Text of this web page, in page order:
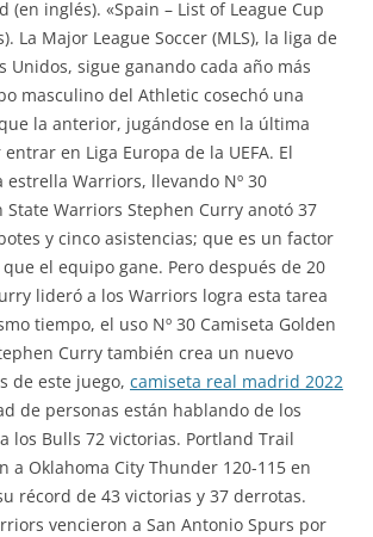
(en inglés). «Spain – List of League Cup
La Major League Soccer (MLS), la liga de
Unidos, sigue ganando cada año más
masculino del Athletic cosechó una
la anterior, jugándose en la última
en Liga Europa de la UEFA. El
estrella Warriors, llevando Nº 30
State Warriors Stephen Curry anotó 37
y cinco asistencias; que es un factor
el equipo gane. Pero después de 20
lideró a los Warriors logra esta tarea
tiempo, el uso Nº 30 Camiseta Golden
Curry también crea un nuevo
de este juego, camiseta real madrid 2022
de personas están hablando de los
los Bulls 72 victorias. Portland Trail
a Oklahoma City Thunder 120-115 en
récord de 43 victorias y 37 derrotas.
vencieron a San Antonio Spurs por